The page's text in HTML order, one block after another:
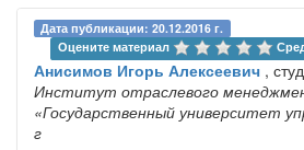
Дата публикации: 20.12.2016 г.
Оцените материал
Анисимов Игорь Алексеевич ,
Институт отраслевого
«Государственный университет
г